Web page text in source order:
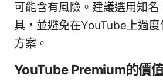
可能含有風險。建議選用知
具，並避免在YouTube上過
方案。
YouTube Premium的價